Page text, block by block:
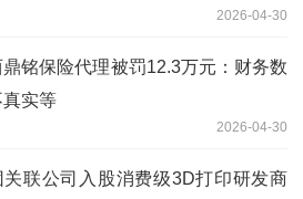
2026-04-30
鼎铭保险代理被罚12.3万元：财务数
实等
2026-04-30
关联公司入股消费级3D打印研发商